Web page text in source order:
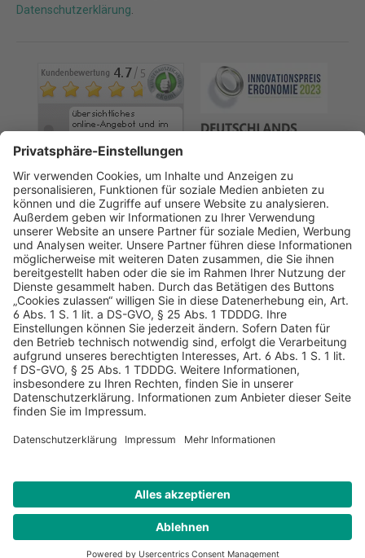
Datenschutzerklärung
AGB Datenschutz
Impressum
Sicherheitshinweis
Compliance
Netto-Preise zzgl. gesetzlich gültiger MwSt., zzgl.
Sichere Daten dank SSL-Verschlüsselung.